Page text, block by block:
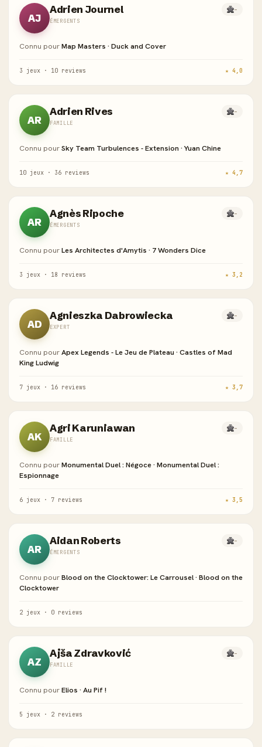
AJ
Adrien Journel
ÉMERGENTS
-
Connu pourMap Masters · Duck and Cover
3 jeux · 10 reviews ★ 4,0
AR
Adrien Rives
FAMILLE
-
Connu pourSky Team Turbulences - Extension · Yuan Chine
10 jeux · 36 reviews ★ 4,7
AR
Agnès Ripoche
ÉMERGENTS
-
Connu pourLes Architectes d'Amytis · 7 Wonders Dice
3 jeux · 18 reviews ★ 3,2
AD
Agnieszka Dabrowiecka
EXPERT
-
Connu pourApex Legends - Le Jeu de Plateau · Castles of Mad
King Ludwig
7 jeux · 16 reviews ★ 3,7
AK
Agri Karuniawan
FAMILLE
-
Connu pourMonumental Duel : Négoce · Monumental Duel :
Espionnage
6 jeux · 7 reviews ★ 3,5
AR
Aidan Roberts
ÉMERGENTS
-
Connu pourBlood on the Clocktower: Le Carrousel · Blood on the
Clocktower
2 jeux · 0 reviews
AZ
Ajša Zdravković
FAMILLE
-
Connu pourElios · Au Pif !
5 jeux · 2 reviews